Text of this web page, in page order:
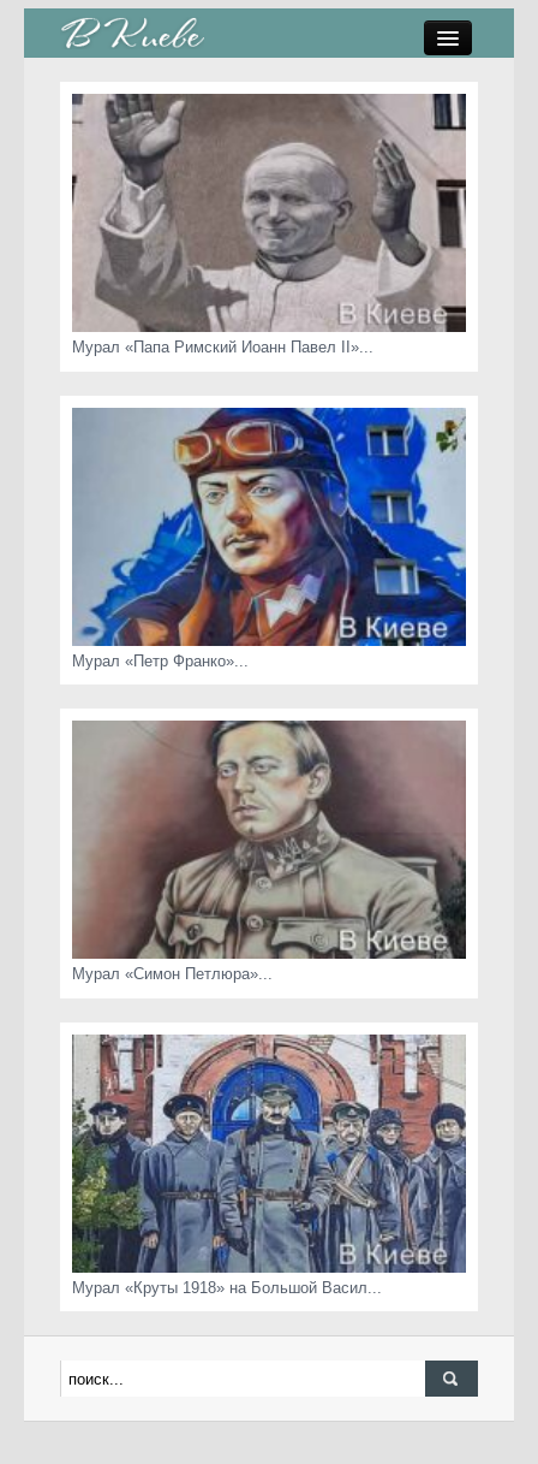
стрит-арт
коты Киева
скамейки
часы Киева
Мурал «Папа Римский Иоанн Павел II»...
Мурал «Петр Франко»...
Мурал «Симон Петлюра»...
Мурал «Круты 1918» на Большой Васил...